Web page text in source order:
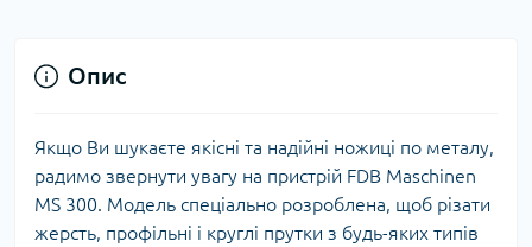
Опис
Якщо Ви шукаєте якісні та надійні ножиці по металу,
радимо звернути увагу на пристрій FDB Maschinen
MS 300. Модель спеціально розроблена, щоб різати
жерсть, профільні і круглі прутки з будь-яких типів